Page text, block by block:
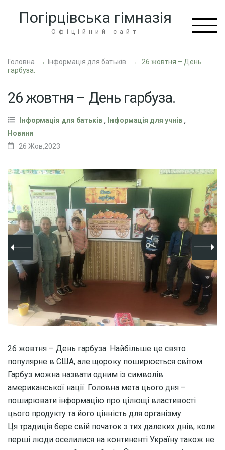
Enter)
Погірцівська гімназія
Офіційний сайт
Головна → Інформація для батьків →
26 жовтня – День
гарбуза.
26 жовтня – День гарбуза.
Інформація для батьків , Інформація для учнів ,
Новини
26 Жов,2023
26 жовтня – День гарбуза. Найбільше це свято
популярне в США, але щороку поширюється світом.
Гарбуз можна назвати одним із символів
американської нації. Головна мета цього дня –
поширювати інформацію про цілющі властивості
цього продукту та його цінність для організму.
Ця традиція бере свій початок з тих далеких днів, коли
перші люди оселилися на континенті Україну також не